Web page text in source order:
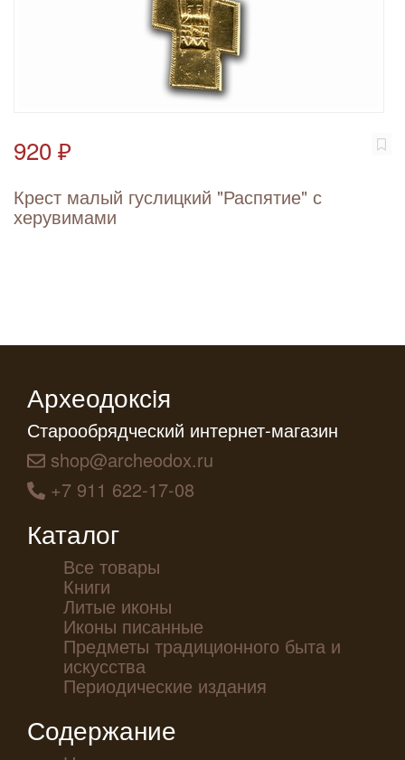
920 ₽
Крест малый гуслицкий "Распятие" с
херувимами
Археодоксiя
Старообрядческий интернет-магазин
shop@archeodox.ru
+7 911 622-17-08
Каталог
Все товары
Книги
Литые иконы
Иконы писанные
Предметы традиционного быта и
искусства
Периодические издания
Содержание